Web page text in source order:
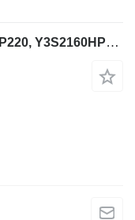
Liming Y3S1860CS160, Y3S1860HP220, Y3S2160HP220